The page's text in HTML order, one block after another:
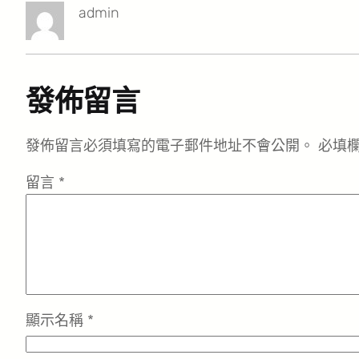
admin
發佈留言
發佈留言必須填寫的電子郵件地址不會公開。 必填
留言 *
顯示名稱 *